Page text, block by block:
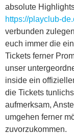
absolute
https://playclub-
verbunden
euch immer die
Tickets ferner
unser
inside ein
die Tickets
aufmerksam,
umgehen ferner
zuvorzukommen.